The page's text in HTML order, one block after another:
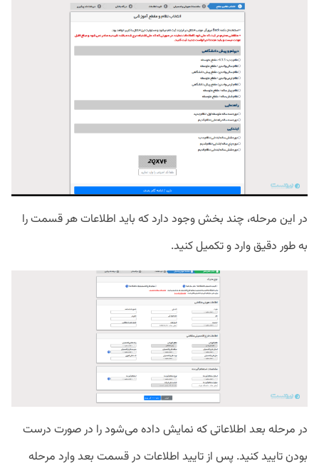
در این مرحله، چند بخش وجود دارد که باید اطلاعات هر قسمت را
به طور دقیق وارد و تکمیل کنید.
در مرحله بعد اطلاعاتی که نمایش داده می‌شود را در صورت درست
بودن تایید کنید. پس از تایید اطلاعات در قسمت بعد وارد مرحله